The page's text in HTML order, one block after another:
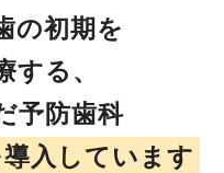
の初期を
する、
予防歯科
入しています